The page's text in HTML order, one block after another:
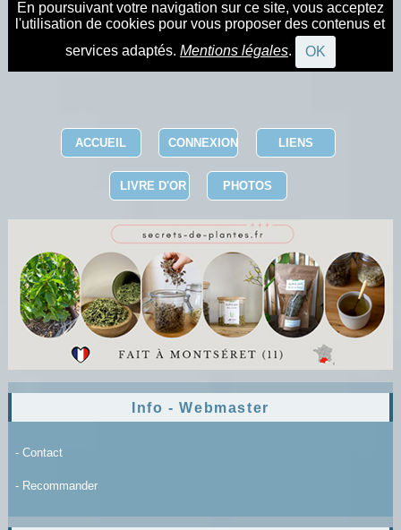
En poursuivant votre navigation sur ce site, vous acceptez
l'utilisation de cookies pour vous proposer des contenus et
services adaptés. Mentions légales. OK
ACCUEIL CONNEXION LIENS
LIVRE D'OR PHOTOS
Info - Webmaster
- Contact
- Recommander